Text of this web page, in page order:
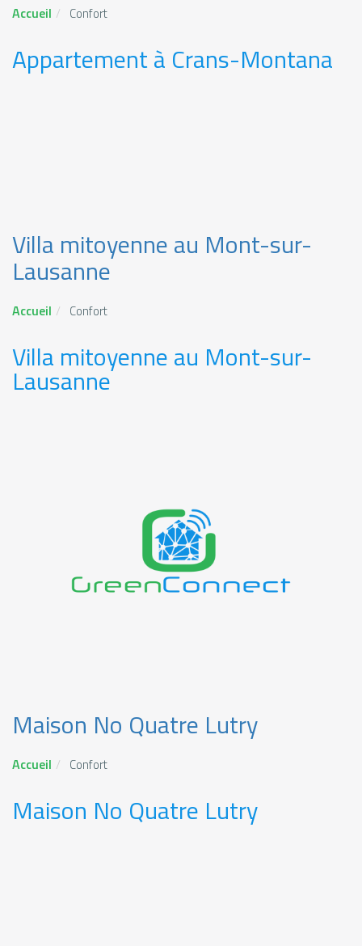
Accueil Confort
Appartement à Crans-Montana
Villa mitoyenne au Mont-sur-
Lausanne
Accueil Confort
Villa mitoyenne au Mont-sur-
Lausanne
Maison No Quatre Lutry
Accueil Confort
Maison No Quatre Lutry